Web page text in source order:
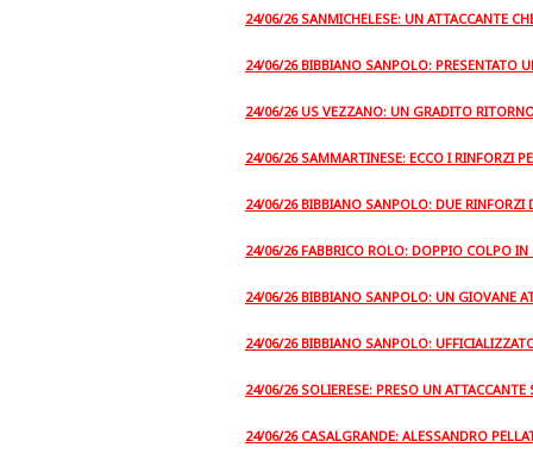
24/06/26 SANMICHELESE: UN ATTACCANTE
24/06/26 BIBBIANO SANPOLO: PRESENTATO
24/06/26 US VEZZANO: UN GRADITO
24/06/26 SAMMARTINESE: ECCO I RINFORZI
24/06/26 BIBBIANO SANPOLO: DUE RINFORZI
24/06/26 FABBRICO ROLO: DOPPIO COLPO IN
24/06/26 BIBBIANO SANPOLO: UN GIOVANE
24/06/26 BIBBIANO SANPOLO:
24/06/26 SOLIERESE: PRESO UN
24/06/26 CASALGRANDE: ALESSANDRO